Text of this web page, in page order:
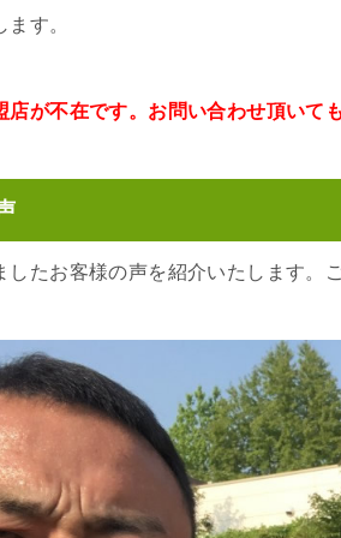
す。
店が不在です。お問い合わせ頂いて
したお客様の声を紹介いたします。